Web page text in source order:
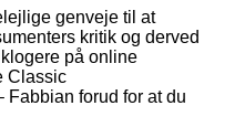
genveje til at
kritik og derved
på online
Classic
forud for at du